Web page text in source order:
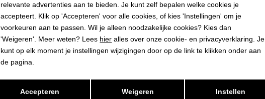
relevante advertenties aan te bieden. Je kunt zelf bepalen welke cookies je
accepteert. Klik op 'Accepteren' voor alle cookies, of kies 'Instellingen' om je
voorkeuren aan te passen. Wil je alleen noodzakelijke cookies? Kies dan
'Weigeren'. Meer weten? Lees hier alles over onze cookie- en privacyverklaring. Je
kunt op elk moment je instellingen wijzigingen door op de link te klikken onder aan
de pagina.
Accepteren Weigeren Instellen